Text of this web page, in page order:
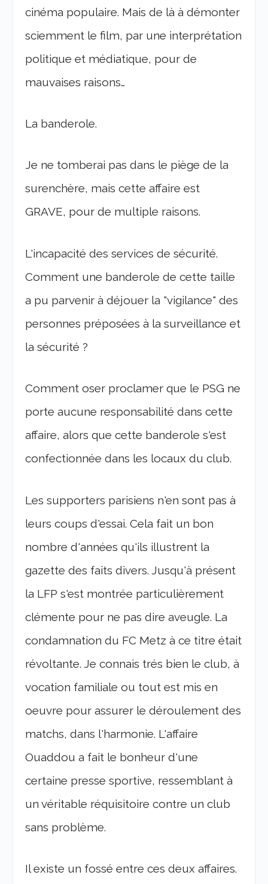
cinéma populaire. Mais de là à démonter
sciemment le film, par une interprétation
politique et médiatique, pour de
mauvaises raisons…
La banderole.
Je ne tomberai pas dans le piège de la
surenchère, mais cette affaire est
GRAVE, pour de multiple raisons.
L'incapacité des services de sécurité.
Comment une banderole de cette taille
a pu parvenir à déjouer la "vigilance" des
personnes préposées à la surveillance et
la sécurité ?
Comment oser proclamer que le PSG ne
porte aucune responsabilité dans cette
affaire, alors que cette banderole s'est
confectionnée dans les locaux du club.
Les supporters parisiens n'en sont pas à
leurs coups d'essai. Cela fait un bon
nombre d'années qu'ils illustrent la
gazette des faits divers. Jusqu'à présent
la LFP s'est montrée particulièrement
clémente pour ne pas dire aveugle. La
condamnation du FC Metz à ce titre était
révoltante. Je connais trés bien le club, à
vocation familiale ou tout est mis en
oeuvre pour assurer le déroulement des
matchs, dans l'harmonie. L'affaire
Ouaddou a fait le bonheur d'une
certaine presse sportive, ressemblant à
un véritable réquisitoire contre un club
sans problème.
Il existe un fossé entre ces deux affaires.